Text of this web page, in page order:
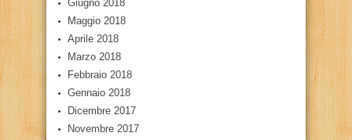
Giugno 2018
Maggio 2018
Aprile 2018
Marzo 2018
Febbraio 2018
Gennaio 2018
Dicembre 2017
Novembre 2017